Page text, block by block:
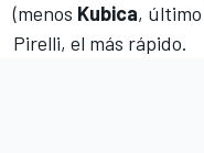
(menos Kubica,
Pirelli, el más rápido.